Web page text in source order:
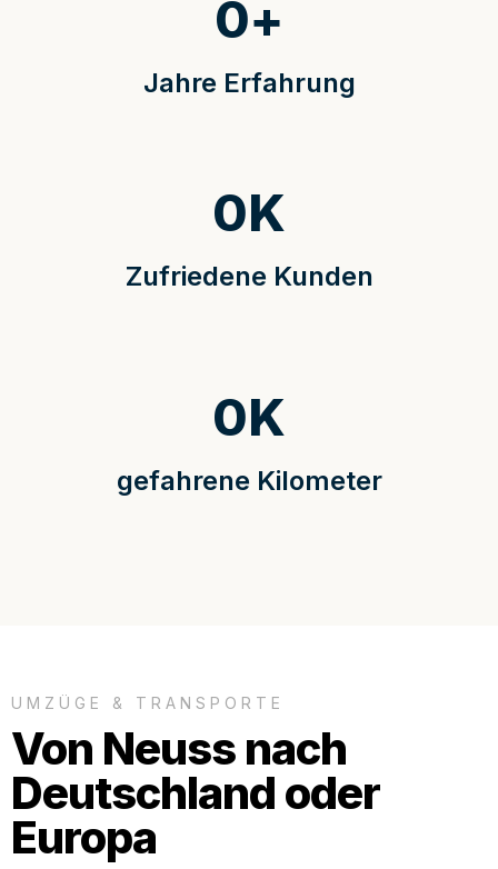
Jahre Erfahrung
0+
Zufriedene Kunden
0K
gefahrene Kilometer
0K
UMZÜGE & TRANSPORTE
Von Neuss nach
Deutschland oder
Europa